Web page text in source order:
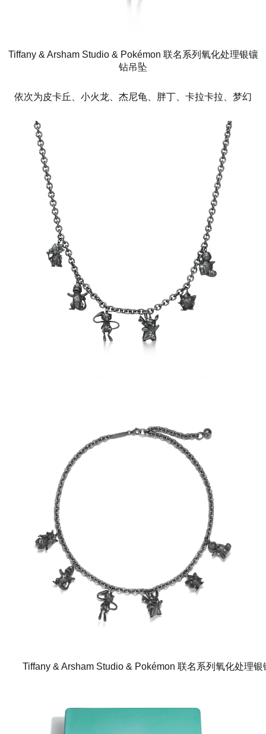
Tiffany & Arsham Studio & Pokémon 联名系列氧化处理银镶
钻吊坠
依次为皮卡丘、小火龙、杰尼龟、胖丁、卡拉卡拉、梦幻
Tiffany & Arsham Studio & Pokémon 联名系列氧化处理银